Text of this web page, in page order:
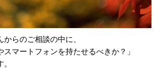
らのご相談の中に、
スマートフォンを持たせるべきか？」